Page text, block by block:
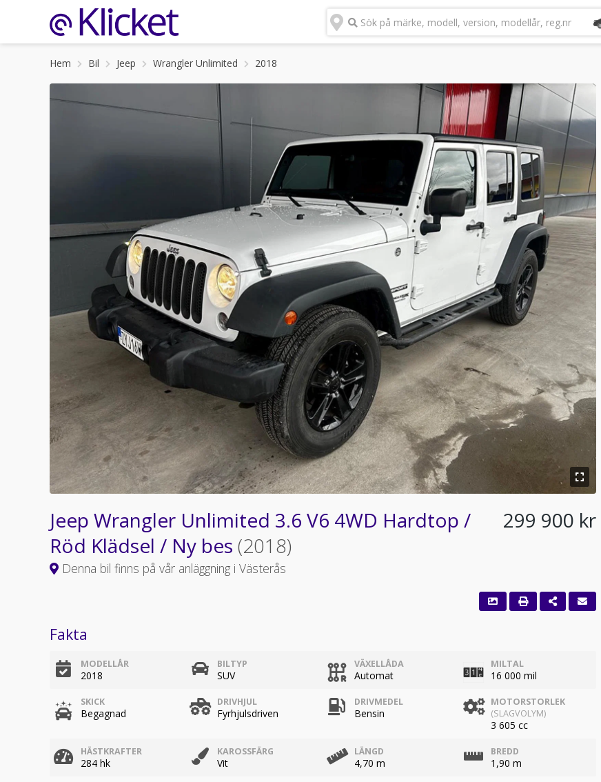
Sök på märke, modell, version, modellår, reg.nr
Hem Bil Jeep Wrangler Unlimited 2018
Jeep Wrangler Unlimited 3.6 V6 4WD Hardtop /
Röd Klädsel / Ny bes (2018)
Denna bil finns på vår anläggning i Västerås
299 900 kr
Fakta
MODELLÅR
2018
BILTYP
SUV
VÄXELLÅDA
Automat
MILTAL
16 000 mil
SKICK
Begagnad
DRIVHJUL
Fyrhjulsdriven
DRIVMEDEL
Bensin
MOTORSTORLEK
(SLAGVOLYM)
3 605 cc
HÄSTKRAFTER
284 hk
KAROSSFÄRG
Vit
LÄNGD
4,70 m
BREDD
1,90 m